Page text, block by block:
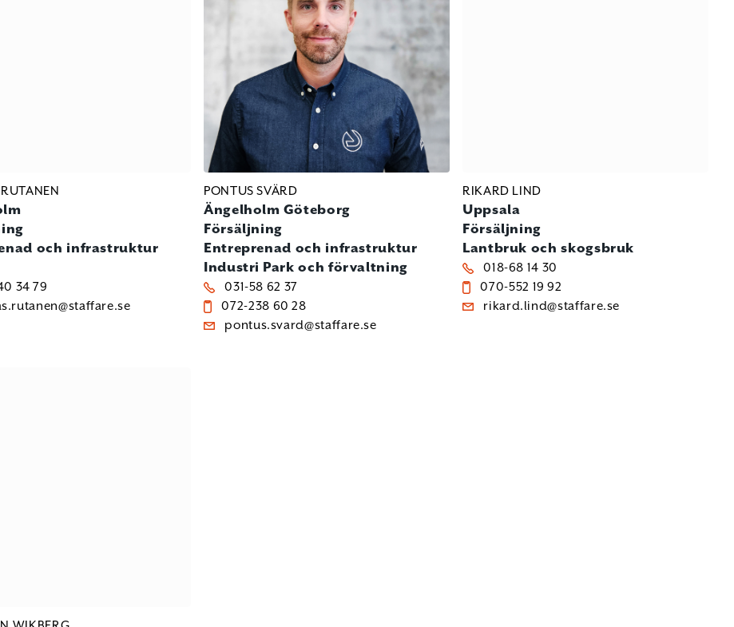
och infrastruktur
34 79
PONTUS SVÄRD
Ängelholm Göteborg
Försäljning
Entreprenad och infrastruktur
Industri Park och förvaltning
031-58 62 37
072-238 60 28
pontus.svard@staffare.se
RIKARD LIND
Uppsala
Försäljning
Lantbruk och skogsbruk
018-68 14 30
070-552 19 92
rikard.lind@staffare.se